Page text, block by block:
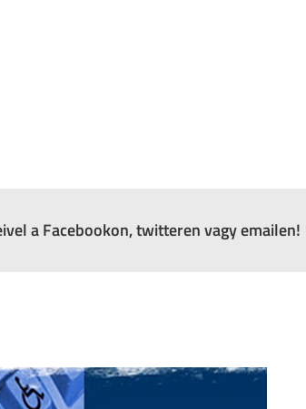
a Facebookon, twitteren vagy emailen!